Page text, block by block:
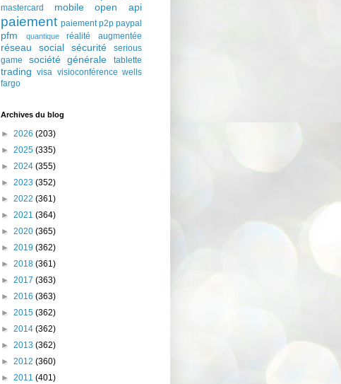
mastercard mobile open api
paiement paiement p2p paypal
pfm quantique réalité augmentée
réseau social sécurité
serious
game
société générale tablette
trading visa visioconférence wells
fargo
Archives du blog
► 2026 (203)
► 2025 (335)
► 2024 (355)
► 2023 (352)
► 2022 (361)
► 2021 (364)
► 2020 (365)
► 2019 (362)
► 2018 (361)
► 2017 (363)
► 2016 (363)
► 2015 (362)
► 2014 (362)
► 2013 (362)
► 2012 (360)
► 2011 (401)